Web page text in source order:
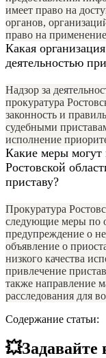
имеет право на
органов,
право на
Какая
деятельностью
Надзор за
прокуратура
законность и
судебными
исполнение
Какие меры могут
Ростовской
приставу?
Прокуратура
следующие меры по
предупреждение о
объявление о
низкого качества
привлечение
также направление
расследования для
Содержание статьи: